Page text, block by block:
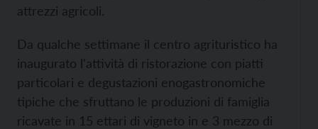
attrezzi agricoli.
Da qualche settimane il centro agrituristico ha
inaugurato l'attività di ristorazione con piatti
particolari e degustazioni enogastronomiche
tipiche che sfruttano le produzioni di famiglia
ricavate in 15 ettari di vigneto in e 3 mezzo di